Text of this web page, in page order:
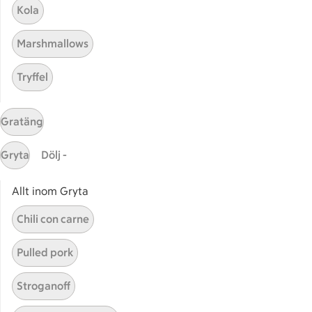
ICA Maxi
Utvalda leverantörer
Annonsera
Jobba på ICA
Hållbarhet
ICA Stiftelsen
En god morgondag
Kundservice
Reklamera
Återkallelser
Spärra eller beställ nytt ICA-kort
Behandling av personuppgifter
Hantera cookies
Kola
Marshmallows
Tryffel
Gratäng
Gryta Dölj -
Allt inom Gryta
Chili con carne
Pulled pork
Stroganoff